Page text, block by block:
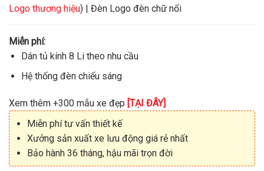
Logo thương hiệu) | Đèn Logo đèn chữ nổi
Miễn phí:
Dán tủ kính 8 Li theo nhu cầu
Hệ thống đèn chiếu sáng
Xem thêm +300 mẫu xe đẹp [TẠI ĐÂY]
Miễn phí tư vấn thiết kế
Xưởng sản xuất xe lưu động giá rẻ nhất
Bảo hành 36 tháng, hậu mãi trọn đời